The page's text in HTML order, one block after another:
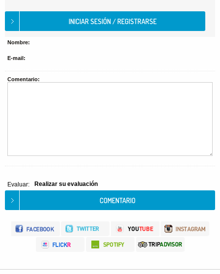
Nombre:
E-mail:
Comentario:
Evaluar: Realizar su evaluación